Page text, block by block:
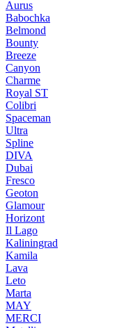
Aurus
Babochka
Belmond
Bounty
Breeze
Canуon
Charme
Royal ST
Colibri
Spaceman
Ultra
Spline
DIVA
Dubai
Fresco
Geoton
Glamour
Horizont
Il Lago
Kaliningrad
Kamila
Lava
Leto
Marta
MAY
MERCI